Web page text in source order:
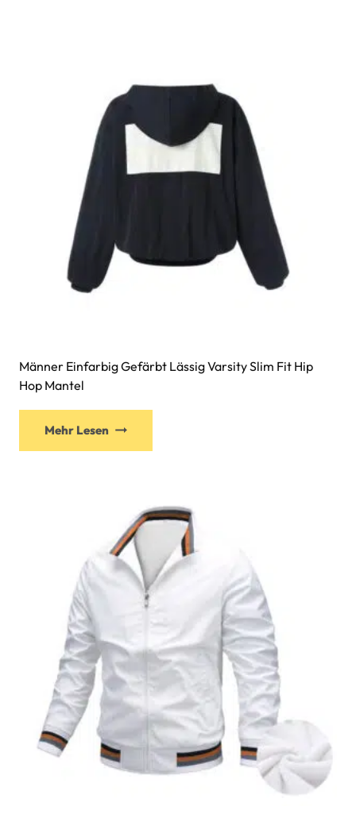
Männer Einfarbig Gefärbt Lässig Varsity Slim Fit Hip
Hop Mantel
Mehr Lesen